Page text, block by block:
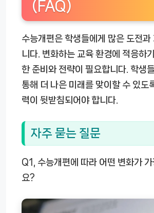
(FAQ)
수능개편은 학생들에게 많은 도전과
니다. 변화하는 교육 환경에 적응하
한 준비와 전략이 필요합니다. 학생
통해 더 나은 미래를 맞이할 수 있도
력이 뒷받침되어야 합니다.
자주 묻는 질문
Q1, 수능개편에 따라 어떤 변화가
요?